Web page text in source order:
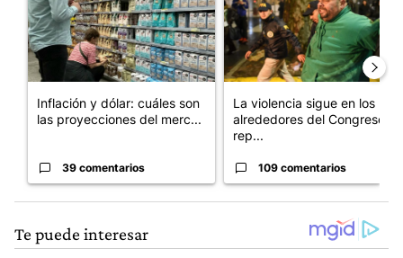
Inflación y dólar: cuáles son
las proyecciones del merc...
39 comentarios
La violencia sigue en los
alrededores del Congreso:
rep...
109 comentarios